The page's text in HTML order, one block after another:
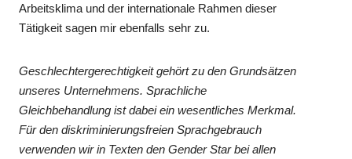
Arbeitsklima und der internationale Rahmen dieser
Tätigkeit sagen mir ebenfalls sehr zu.
Geschlechtergerechtigkeit gehört zu den Grundsätzen
unseres Unternehmens. Sprachliche
Gleichbehandlung ist dabei ein wesentliches Merkmal.
Für den diskriminierungsfreien Sprachgebrauch
verwenden wir in Texten den Gender Star bei allen